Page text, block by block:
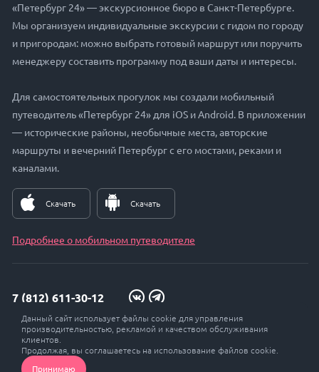
«Петербург 24» — экскурсионное бюро в Санкт-Петербурге.
Мы организуем индивидуальные экскурсии с гидом по городу
и пригородам: можно выбрать готовый маршрут или поручить
менеджеру составить программу под ваши даты и интересы.
Для самостоятельных прогулок мы создали мобильный
путеводитель «Петербург 24» для iOS и Android. В приложении
— исторические районы, необычные места, авторские
маршруты и вечерний Петербург с его мостами, реками и
каналами.
Скачать Скачать
Подробнее о мобильном путеводителе
7 (812) 611-30-12
zakaz@petersburg24.ru
Данный сайт использует файлы cookie для управления
производительностью, рекламой и качеством обслуживания
клиентов.
Продолжая, вы соглашаетесь на использование файлов cookie.
Принимаю